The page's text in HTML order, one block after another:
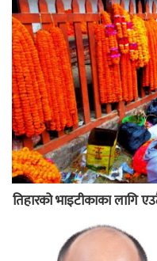
तिहारको भाइटीकाका लागि